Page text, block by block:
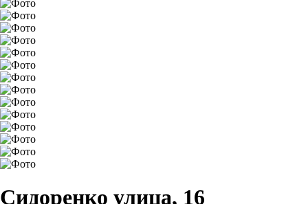
Сидоренко улица, 16